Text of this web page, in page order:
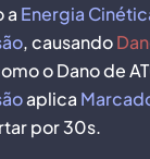
a Energia
, causando
o Dano de
aplica
por 30s.